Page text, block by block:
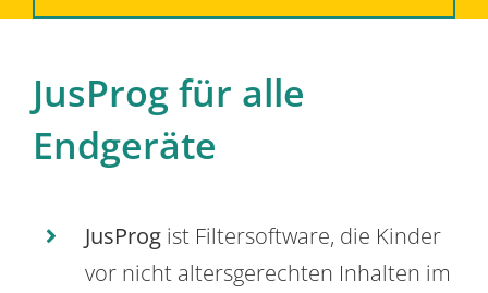
JusProg für alle
Endgeräte
JusProg ist Filtersoftware, die Kinder
vor nicht altersgerechten Inhalten im